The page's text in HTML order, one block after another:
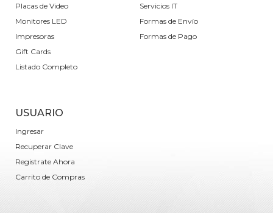
Placas de Video
Monitores LED
Impresoras
Gift Cards
Listado Completo
Servicios IT
Formas de Envío
Formas de Pago
USUARIO
Ingresar
Recuperar Clave
Registrate Ahora
Carrito de Compras